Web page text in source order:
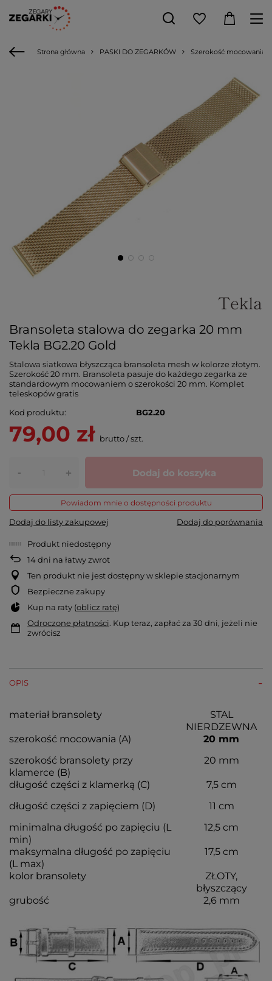
Strona główna PASKI DO ZEGARKÓW Szerokość mocowania
Bransoleta stalowa do zegarka 20 mm
Tekla BG2.20 Gold
Stalowa siatkowa błyszcząca bransoleta mesh w kolorze złotym.
Szerokość 20 mm. Bransoleta pasuje do każdego zegarka ze
standardowym mocowaniem o szerokości 20 mm. Komplet
teleskopów gratis
Kod produktu
BG2.20
79,00 zł brutto/szt.
- + Dodaj do koszyka
Powiadom mnie o dostępności produktu
Dodaj do listy zakupowej Dodaj do porównania
Produkt niedostępny
14dni na łatwy zwrot
Ten produkt nie jest dostępny w sklepie stacjonarnym
Bezpieczne zakupy
Kup na raty (oblicz ratę)
Odroczone płatności. Kup teraz, zapłać za 30 dni, jeżeli nie
zwrócisz
OPIS
materiał bransolety
STAL
NIERDZEWNA
szerokość mocowania (A)
20 mm
szerokość bransolety przy
klamerce (B)
20 mm
długość części z klamerką (C)
7,5 cm
długość części z zapięciem (D)
11 cm
minimalna długość po zapięciu (L
min)
12,5 cm
maksymalna długość po zapięciu
(L max)
17,5 cm
kolor bransolety
ZŁOTY,
błyszczący
grubość
2,6 mm